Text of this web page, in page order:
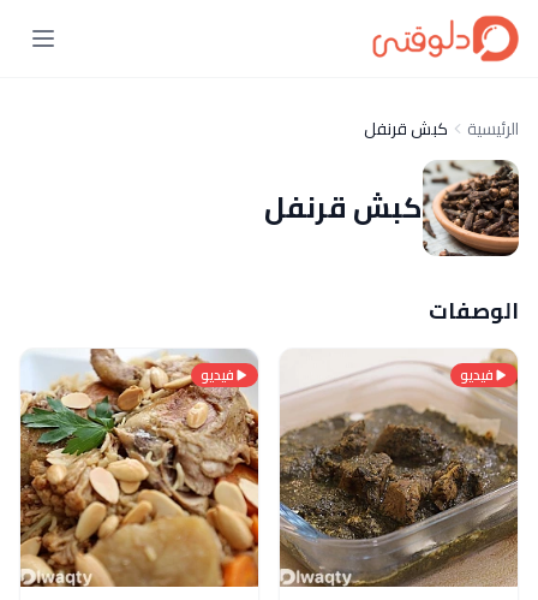
الرئيسية كبش قرنفل
كبش قرنفل
الوصفات
فيديو فيديو